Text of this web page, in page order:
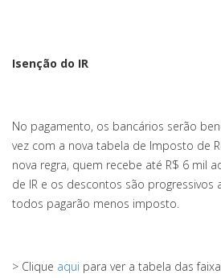
Isenção do IR
No pagamento, os bancários serão
vez com a nova tabela de Imposto de
nova regra, quem recebe até R$ 6 mil
de IR e os descontos são progressivos
todos pagarão menos imposto.
> Clique aqui para ver a tabela das